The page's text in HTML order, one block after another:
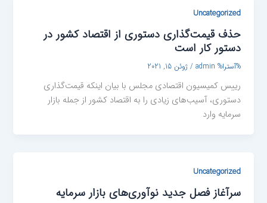
Uncategorized
حذف قیمت‌گذاری دستوری از اقتصاد کشور در
دستور کار است
%آسترا% admin
/ژوئن 15, 2021
رییس کمیسیون اقتصادی مجلس با بیان اینکه قیمت‌گذاری
دستوری، آسیب‌های زیادی را به اقتصاد کشور از جمله بازار
سرمایه وارد
Uncategorized
سرآغاز فصل جدید نوآوری‌های بازار سرمایه